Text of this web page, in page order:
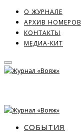
О ЖУРНАЛЕ
АРХИВ НОМЕРОВ
КОНТАКТЫ
МЕДИА-КИТ
СОБЫТИЯ